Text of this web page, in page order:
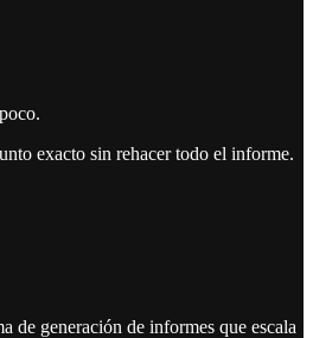
exacto sin rehacer todo el informe.
de generación de informes que escala